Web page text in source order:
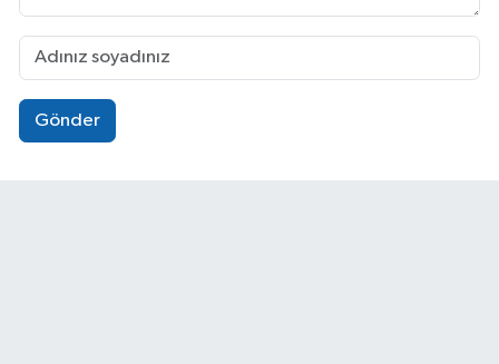
Gönder